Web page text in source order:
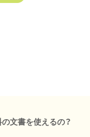
文書を使えるの？